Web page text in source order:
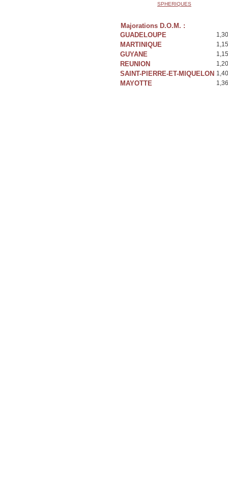
SPHERIQUES
Majorations D.O.M. :
GUADELOUPE
MARTINIQUE
GUYANE
REUNION
SAINT-PIERRE-ET-MIQUELON
MAYOTTE